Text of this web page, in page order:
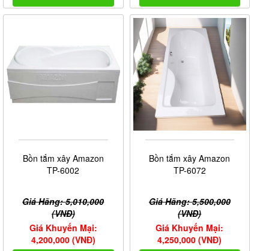
Bồn tắm xây Amazon
TP-6002
Giá Hãng: 5,010,000
(VNĐ)
Giá Khuyến Mại:
4,200,000 (VNĐ)
Bồn tắm xây Amazon
TP-6072
Giá Hãng: 5,500,000
(VNĐ)
Giá Khuyến Mại:
4,250,000 (VNĐ)